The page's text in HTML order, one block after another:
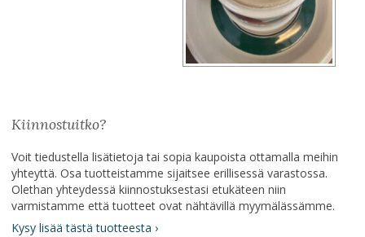
Kiinnostuitko?
Voit tiedustella lisätietoja tai sopia kaupoista ottamalla meihin
yhteyttä. Osa tuotteistamme sijaitsee erillisessä varastossa.
Olethan yhteydessä kiinnostuksestasi etukäteen niin
varmistamme että tuotteet ovat nähtävillä myymälässämme.
Kysy lisää tästä tuotteesta ›